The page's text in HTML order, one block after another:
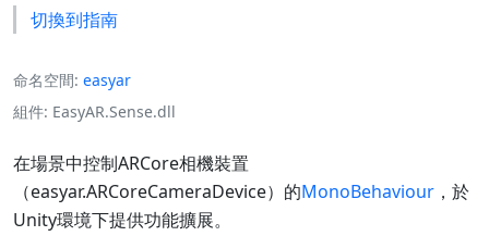
切換到指南
命名空間 easyar
組件 EasyAR.Sense.dll
在場景中控制ARCore相機裝置
（easyar.ARCoreCameraDevice）的MonoBehaviour ，於
Unity環境下提供功能擴展。